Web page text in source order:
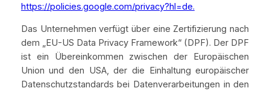
https://policies.google.com/privacy?hl=de.
Das Unternehmen verfügt über eine Zertifizierung nach
dem „EU-US Data Privacy Framework“ (DPF). Der DPF
ist ein Übereinkommen zwischen der Europäischen
Union und den USA, der die Einhaltung europäischer
Datenschutzstandards bei Datenverarbeitungen in den